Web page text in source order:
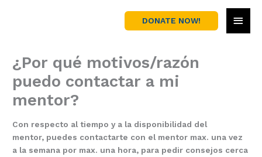
DONATE NOW!
¿Por qué motivos/razón
puedo contactar a mi
mentor?
Con respecto al tiempo y a la disponibilidad del
mentor, puedes contactarte con el mentor max. una vez
a la semana por max. una hora, para pedir consejos cerca